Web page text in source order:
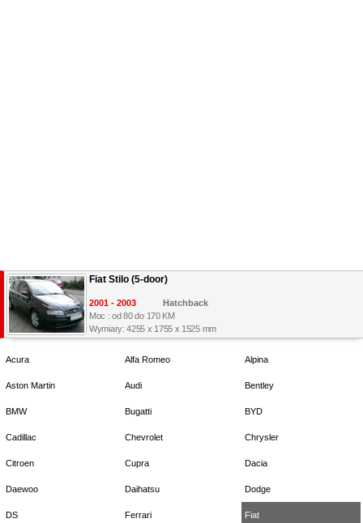
Fiat Stilo (5-door)
2001 - 2003
Hatchback
Moc : od 80 do 170 KM
Wymiary: 4255 x 1755 x 1525 mm
Acura Alfa Romeo Alpina
Aston Martin Audi Bentley
BMW Bugatti BYD
Cadillac Chevrolet Chrysler
Citroen Cupra Dacia
Daewoo Daihatsu Dodge
DS Ferrari Fiat